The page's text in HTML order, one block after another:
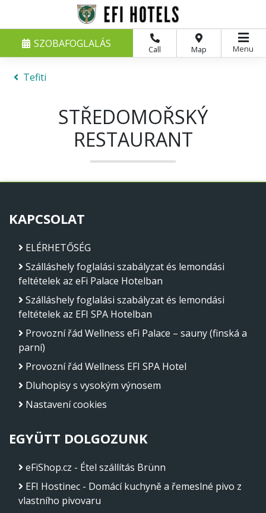
Call Map
SZOBAFOGLALÁS Menu
Tefiti
STŘEDOMOŘSKÝ
RESTAURANT
KAPCSOLAT
ELÉRHETŐSÉG
Szálláshely foglalási szabályzat és lemondási
feltételek az eFi Palace Hotelban
Szálláshely foglalási szabályzat és lemondási
feltételek az EFI SPA Hotelban
Provozní řád Wellness eFi Palace – sauny (finská a
parní)
Provozní řád Wellness EFI SPA Hotel
Dluhopisy s vysokým výnosem
Nastavení cookies
EGYÜTT DOLGOZUNK
eFiShop.cz - Étel szállítás Brünn
EFI Hostinec - Domácí kuchyně a řemeslné pivo z
vlastního pivovaru